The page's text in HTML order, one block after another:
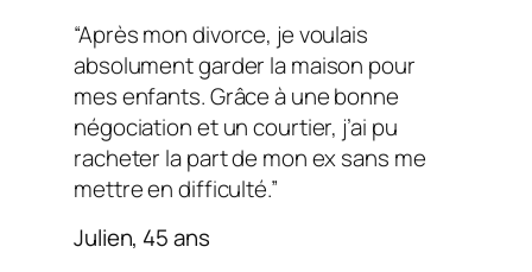
“Après mon divorce, je voulais
absolument garder la maison pour
mes enfants. Grâce à une bonne
négociation et un courtier, j’ai pu
racheter la part de mon ex sans me
mettre en difficulté.”
Julien, 45 ans